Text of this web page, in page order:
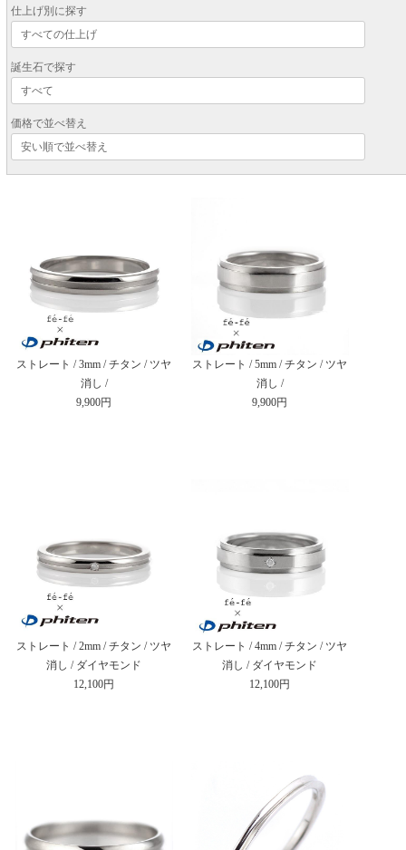
仕上げ別に探す
誕生石で探す
価格で並べ替え
ストレート / 3mm / チタン / ツヤ
消し /
9,900円
ストレート / 2mm / チタン / ツヤ
消し / ダイヤモンド
12,100円
ストレート / 5mm / チタン / ツヤ
消し /
9,900円
ストレート / 4mm / チタン / ツヤ
消し / ダイヤモンド
12,100円